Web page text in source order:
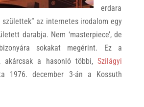
erdara
születtek” az internetes irodalom egy
darabja. Nem ‘masterpiece’, de
sokakat megérint. Ez a
akárcsak a hasonló többi,Szilágyi
1976. december 3-án a Kossuth